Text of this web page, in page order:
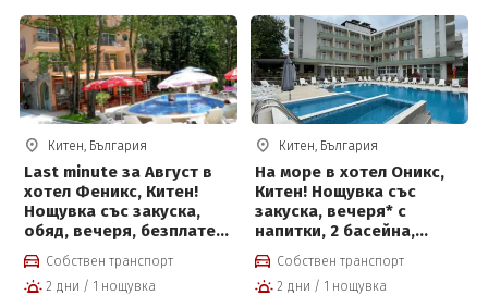
Китен, България
Last minute за Август в
хотел Феникс, Китен!
Нощувка със закуска,
обяд, вечеря, безплатен
паркинг и басейн за 35 €
на човек
Собствен транспорт
2 дни / 1 нощувка
Китен, България
На море в хотел Оникс,
Китен! Нощувка със
закуска, вечеря* с
напитки, 2 басейна,
джакузи, детска
анимация, фитнес, сауна
Собствен транспорт
2 дни / 1 нощувка